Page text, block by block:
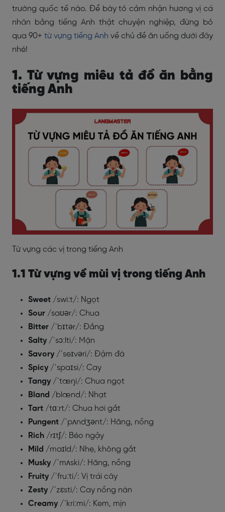
trường quốc tế nào. Để bày tỏ cảm nhận hương vị cá
nhân bằng tiếng Anh thật chuyện nghiệp, đừng bỏ
qua 90+ từ vựng tiếng Anh về chủ đề ăn uống dưới đây
nhé!
1. Từ vựng miêu tả đồ ăn bằng
tiếng Anh
Từ vựng các vị trong tiếng Anh
1.1 Từ vựng về mùi vị trong tiếng Anh
Sweet /swiːt/: Ngọt
Sour /saʊər/: Chua
Bitter /ˈbɪtər/: Đắng
Salty /ˈsɔːlti/: Mặn
Savory /ˈseɪvəri/: Đậm đà
Spicy /ˈspaɪsi/: Cay
Tangy /ˈtæŋi/: Chua ngọt
Bland /blænd/: Nhạt
Tart /tɑːrt/: Chua hơi gắt
Pungent /ˈpʌndʒənt/: Hăng, nồng
Rich /rɪtʃ/: Béo ngậy
Mild /maɪld/: Nhẹ, không gắt
Musky /ˈmʌski/: Hăng, nồng
Fruity /ˈfruːti/: Vị trái cây
Zesty /ˈzɛsti/: Cay nồng nàn
Creamy /ˈkriːmi/: Kem, mịn